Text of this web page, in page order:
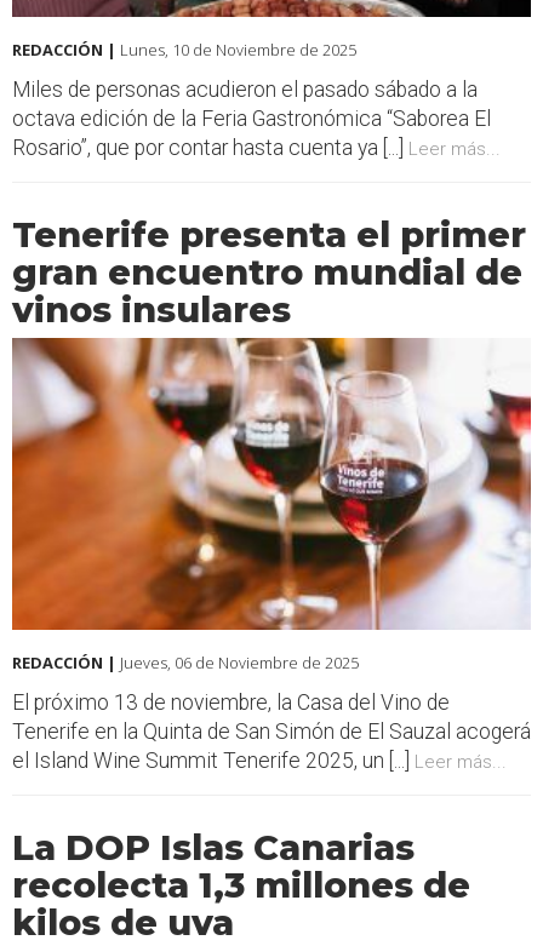
REDACCIÓN | Lunes, 10 de Noviembre de 2025
Miles de personas acudieron el pasado sábado a la
octava edición de la Feria Gastronómica “Saborea El
Rosario”, que por contar hasta cuenta ya [...] Leer más...
Tenerife presenta el primer
gran encuentro mundial de
vinos insulares
REDACCIÓN | Jueves, 06 de Noviembre de 2025
El próximo 13 de noviembre, la Casa del Vino de
Tenerife en la Quinta de San Simón de El Sauzal acogerá
el Island Wine Summit Tenerife 2025, un [...]
Leer más...
La DOP Islas Canarias
recolecta 1,3 millones de
kilos de uva